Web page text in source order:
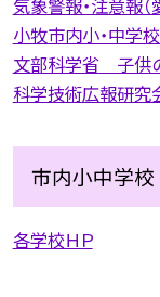
気象警報・注意報（
小牧市内小・中学
文部科学省 子供
科学技術広報研
市内小中学校
各学校ＨＰ